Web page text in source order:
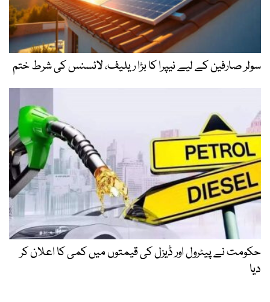
سولر صارفین کے لیے نیپرا کا بڑا ریلیف، لائسنس کی شرط ختم
حکومت نے پیٹرول اور ڈیزل کی قیمتوں میں کمی کا اعلان کر
دیا